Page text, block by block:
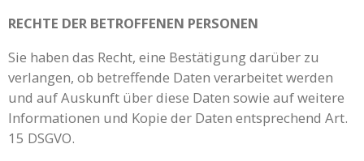
RECHTE DER BETROFFENEN PERSONEN
Sie haben das Recht, eine Bestätigung darüber zu
verlangen, ob betreffende Daten verarbeitet werden
und auf Auskunft über diese Daten sowie auf weitere
Informationen und Kopie der Daten entsprechend Art.
15 DSGVO.